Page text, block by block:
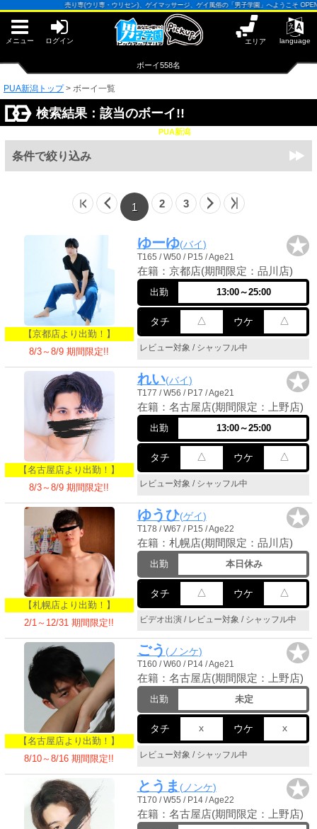
売り専(ウリ専・ウリセン)、ゲイマッサージ、ゲイ風俗の「男子学園」へようこそ
PUA新潟
メニュー ログイン エリア language
ボーイ558名
サテライト大宮
PUA柏
PUA'赤羽
PUA'蒲田
PUA'羽田
PUA'吉祥寺
PUA立川
PUA町田
×閉じる
PUA四日市
PUA津
×閉じる
PUA和歌山
PUA奈良
PUA加古川
PUA姫路
×閉じる
PUA鹿児島
PUA新潟トップ> ボーイ一覧
検索結果：該当のボーイ!!
条件で絞り込み
1 2 3
【京都店より出勤！】
8/3～8/9 期間限定!!
ゆーゆ バイ
T165 / W50 / P15 / Age21
在籍：京都店(期間限定：品川店)
★
出勤 13:00～25:00
タチ △ ウケ △
レビュー対象 / シャッフル中
【名古屋店より出勤！】
8/3～8/9 期間限定!!
れい バイ
T177 / W56 / P17 / Age21
在籍：名古屋店(期間限定：上野店)
★
出勤 13:00～25:00
タチ △ ウケ △
レビュー対象 / シャッフル中
【札幌店より出勤！】
2/1～12/31 期間限定!!
ゆうひ ゲイ
T178 / W67 / P15 / Age22
在籍：札幌店(期間限定：品川店)
★
出勤 本日休み
タチ △ ウケ △
ビデオ出演 / レビュー対象 / シャッフル中
【名古屋店より出勤！】
8/10～8/16 期間限定!!
ごう ノンケ
T160 / W60 / P14 / Age21
在籍：名古屋店(期間限定：上野店)
★
出勤 未定
タチ x ウケ x
レビュー対象 / シャッフル中
とうま ノンケ
T170 / W55 / P14 / Age22
在籍：名古屋店(期間限定：上野店)
★